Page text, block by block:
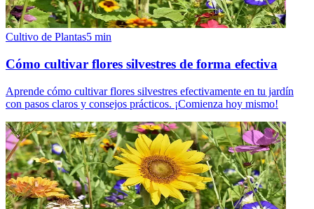
Cultivo de Plantas5 min
Cómo cultivar flores silvestres de forma efectiva
Aprende cómo cultivar flores silvestres efectivamente en tu jardín
con pasos claros y consejos prácticos. ¡Comienza hoy mismo!